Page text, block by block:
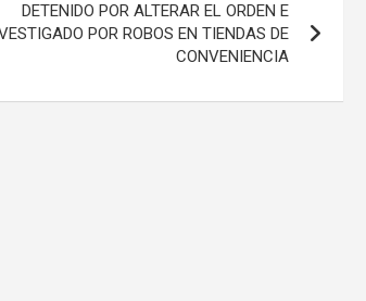
DETENIDO POR ALTERAR EL ORDEN E
POR ROBOS EN TIENDAS DE
CONVENIENCIA